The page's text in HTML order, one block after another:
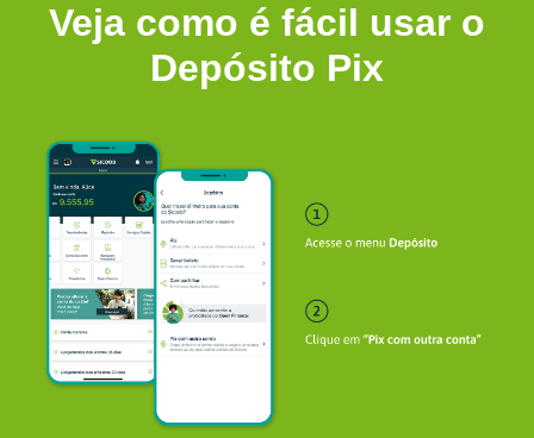
Veja como é fácil usar o
Depósito Pix